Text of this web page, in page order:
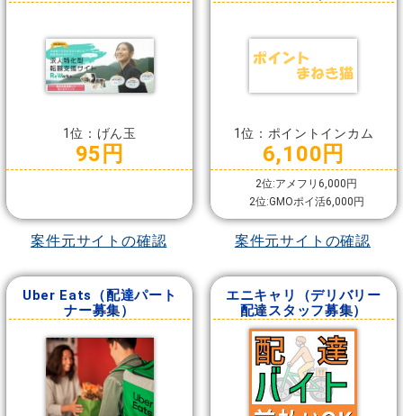
1位：げん玉
95円
案件元サイトの確認
1位：ポイントインカム
6,100円
2位:アメフリ6,000円
2位:GMOポイ活6,000円
案件元サイトの確認
Uber Eats（配達パート
ナー募集）
エニキャリ（デリバリー
配達スタッフ募集）